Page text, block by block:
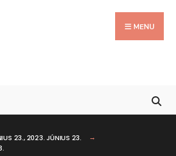
MENU
23.,2023. JÚNIUS 23.
Close